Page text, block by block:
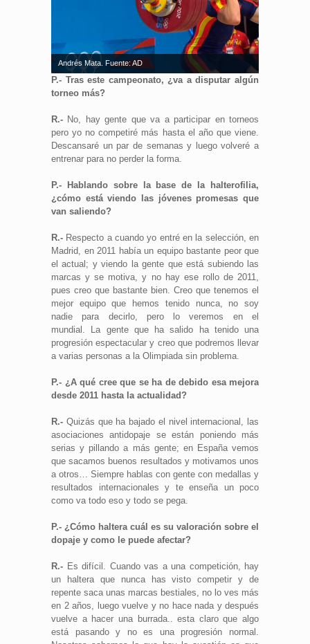
Andrés Mata. Fuente: AD
P.- Tras este campeonato, ¿va a disputar algún
torneo más?
R.- No, hay gente que va a participar en torneos
pero yo no competiré más hasta el año que viene.
Descansaré un par de semanas y luego volveré a
entrenar para no perder la forma.
P.- Hablando sobre la base de la halterofilia,
¿cómo está viendo las jóvenes promesas que
van saliendo?
R.- Respecto a cuando yo entré en la selección, en
Madrid, en 2011 había un equipo bastante peor que
el actual; y viendo la gente que está subiendo las
marcas y se motiva, y no hay ese rollo de 2011,
pues creo que bastante bien. Creo que tenemos el
mejor equipo que hemos tenido nunca, no soy
nadie para decirlo, pero lo veremos en el
mundial. La gente que ha salido ha tenido una
progresión espectacular y creo que podremos llevar
a varias personas a la Olimpiada sin problema.
P.- ¿A qué cree que se ha de debido esa mejora
desde 2011 hasta la actualidad?
R.- Quizás que ha bajado el nivel internacional, las
asociaciones antidopaje se están poniendo más
serias y pillando a más gente; en España vemos
que sacamos buenos resultados y motivamos unos
a otros… Siempre hablas con gente con medallas y
resultados internacionales y te enseña un poco
como va todo eso y todo se pega.
P.- ¿Cómo haltera cuál es su valoración sobre el
dopaje y como le puede afectar?
R.- Es difícil. Cuando vas a una competición, hay
un haltera que nunca has visto competir y de
repente saca unas marcas bestiales, no lo ves más
en 2 años, luego vuelve y no hace nada y después
vuelve a hacer una burrada.. esta claro que algo
está pasando y no es una progresión normal.